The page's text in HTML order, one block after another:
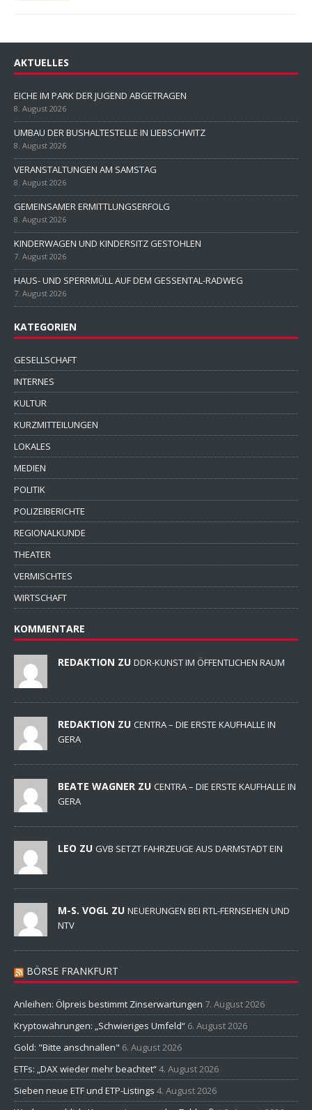
AKTUELLES
EICHE IM PARK DER JUGEND ABGETRAGEN
8. August 2026
UMBAU DER BUSHALTESTELLE IN LIEBSCHWITZ
8. August 2026
VERANSTALTUNGEN AM SAMSTAG
8. August 2026
GEMEINSAMER ERMITTLUNGSERFOLG
8. August 2026
KINDERWAGEN UND KINDERSITZ GESTOHLEN
7. August 2026
HAUS- UND SPERRMÜLL AUF DEM GESSENTAL-RADWEG
7. August 2026
KATEGORIEN
GESELLSCHAFT
INTERNES
KULTUR
KURZMITTEILUNGEN
LOKALES
MEDIEN
POLITIK
POLIZEIBERICHTE
REGIONALKUNDE
THEATER
VERMISCHTES
WIRTSCHAFT
KOMMENTARE
REDAKTION ZU DDR-KUNST IM ÖFFENTLICHEN RAUM
REDAKTION ZU CENTRA – DIE ERSTE KAUFHALLE IN
GERA
BEATE WAGNER ZU CENTRA – DIE ERSTE KAUFHALLE IN
GERA
LEO ZU GVB SETZT FAHRZEUGE AUS DARMSTADT EIN
M-S. VOGL ZU NEUERUNGEN BEI RTL-FERNSEHEN UND
NTV
BÖRSE FRANKFURT
Anleihen: Ölpreis bestimmt Zinserwartungen 7. August 2026
Kryptowährungen: „Schwieriges Umfeld“ 6. August 2026
Gold: "Bitte anschnallen" 6. August 2026
ETFs: „DAX wieder mehr beachtet“4. August 2026
Sieben neue ETF und ETP-Listings 4. August 2026